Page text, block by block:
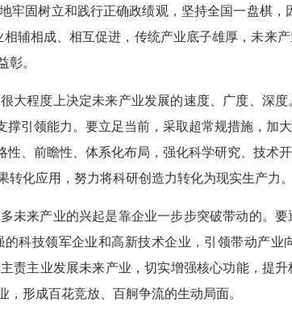
牢固树立和践行正确政绩观，坚持全国一盘棋
辅相成、相互促进，传统产业底子雄厚，未来
彰。
大程度上决定未来产业发展的速度、广度、深
撑引领能力。要立足当前，采取超常规措施，加
性、前瞻性、体系化布局，强化科学研究、技术
化应用，努力将科研创造力转化为现实生产力。
未来产业的兴起是靠企业一步步突破带动的。
科技领军企业和高新技术企业，引领带动产
责主业发展未来产业，切实增强核心功能，提
形成百花竞放、百舸争流的生动局面。